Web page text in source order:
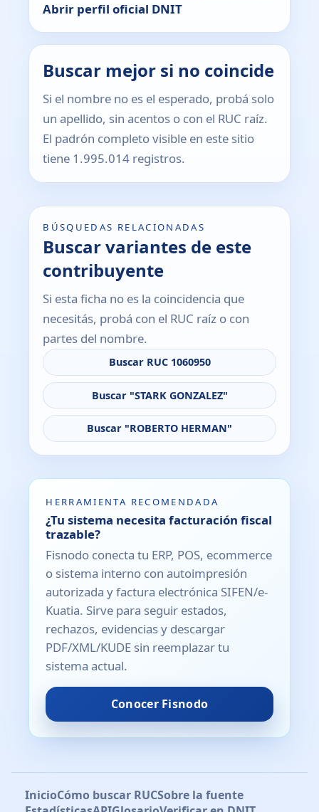
Abrir perfil oficial DNIT
Buscar mejor si no coincide
Si el nombre no es el esperado, probá solo
un apellido, sin acentos o con el RUC raíz.
El padrón completo visible en este sitio
tiene 1.995.014 registros.
BÚSQUEDAS RELACIONADAS
Buscar variantes de este
contribuyente
Si esta ficha no es la coincidencia que
necesitás, probá con el RUC raíz o con
partes del nombre.
Buscar RUC 1060950
Buscar "STARK GONZALEZ"
Buscar "ROBERTO HERMAN"
HERRAMIENTA RECOMENDADA
¿Tu sistema necesita facturación fiscal
trazable?
Fisnodo conecta tu ERP, POS, ecommerce
o sistema interno con autoimpresión
autorizada y factura electrónica SIFEN/e-
Kuatia. Sirve para seguir estados,
rechazos, evidencias y descargar
PDF/XML/KUDE sin reemplazar tu
sistema actual.
Conocer Fisnodo
InicioCómo buscar RUCSobre la fuente